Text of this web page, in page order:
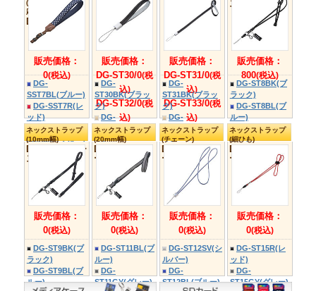
DV03BK(ブラッ
ク)
BG22BK(ブラ
ク)
デジタルカメラケース
セミハードデジカ
メケース
DG-BG43シリ
ーズ
衝撃吸収ミラーレ
ース
一眼カメラケース
DG-BG41シリ
ーズ